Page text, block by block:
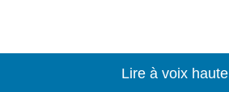
Lire à voix haute